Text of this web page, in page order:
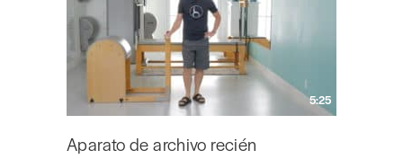
5:25
Aparato de archivo recién